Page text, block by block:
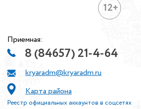
12+
Приемная:
8 (84657) 21-4-64
kryaradm@kryaradm.ru
Карта района
Реестр официальных аккаунтов в соцсетях